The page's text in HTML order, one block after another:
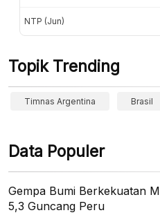
NTP (Jun)
Topik Trending
Timnas Argentina Brasil
Data Populer
Gempa Bumi Berkekuatan M
5,3 Guncang Peru